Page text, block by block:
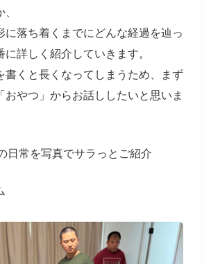
に落ち着くまでにどんな経過を辿っ
詳しく紹介していきます。
書くと長くなってしまうため、まず
おやつ」からお話ししたいと思いま
日常を写真でサラっとご紹介